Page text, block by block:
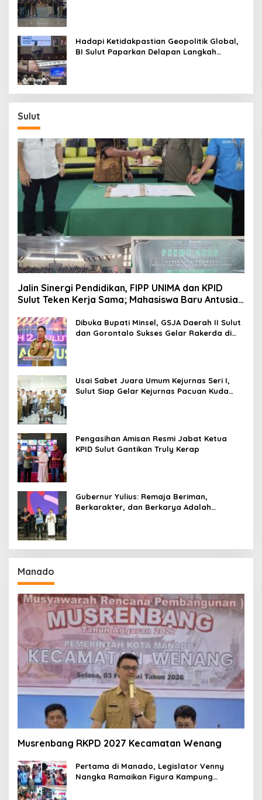
Hadapi Ketidakpastian Geopolitik Global,
BI Sulut Paparkan Delapan Langkah
Sulut
Jalin Sinergi Pendidikan, FIPP UNIMA dan KPID
Sulut Teken Kerja Sama; Mahasiswa Baru Antusias
Dibuka Bupati Minsel, GSJA Daerah II Sulut
dan Gorontalo Sukses Gelar Rakerda di
Usai Sabet Juara Umum Kejurnas Seri I,
Sulut Siap Gelar Kejurnas Pacuan Kuda
Pengasihan Amisan Resmi Jabat Ketua
KPID Sulut Gantikan Truly Kerap
Gubernur Yulius: Remaja Beriman,
Berkarakter, dan Berkarya Adalah
Manado
Musrenbang RKPD 2027 Kecamatan Wenang
Pertama di Manado, Legislator Venny
Nangka Ramaikan Figura Kampung